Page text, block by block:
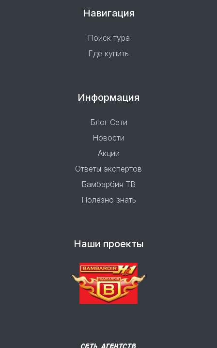
Навигация
Поиск тура
Где купить
Информация
Блог Сети
Новости
Акции
Ответы экспертов
Бамбарбия ТВ
Полезно знать
Наши проекты